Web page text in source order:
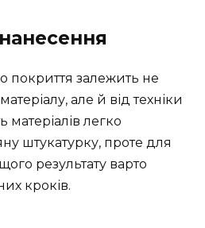
нанесення
покриття залежить не
але й від техніки
матеріалів легко
штукатурку, проте для
результату варто
кроків.